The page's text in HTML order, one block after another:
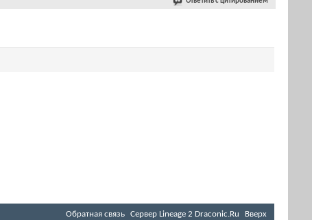
Обратная связь Cервер Lineage 2 Draconic.Ru Вверх